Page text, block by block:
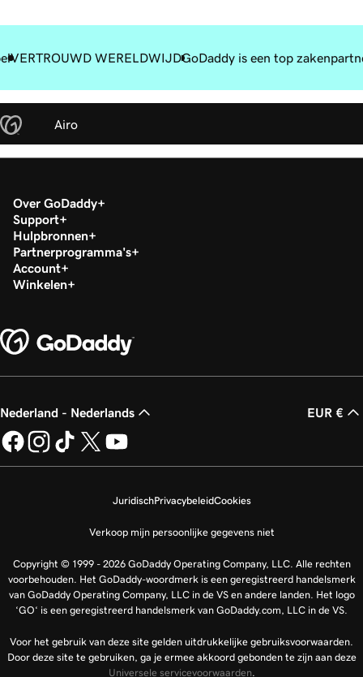
VERTROUWD WERELDWIJDGoDaddy is een top
Airo
Over GoDaddy
Support
Hulpbronnen
Partnerprogramma's
Account
Winkelen
Nederland - Nederlands EUR €
JuridischPrivacybeleidCookies
Verkoop mijn persoonlijke gegevens niet
Copyright © 1999 - 2026 GoDaddy Operating Company, LLC. Alle rechten
voorbehouden. Het GoDaddy-woordmerk is een geregistreerd handelsmerk
van GoDaddy Operating Company, LLC in de VS en andere landen. Het logo
‘GO‘ is een geregistreerd handelsmerk van GoDaddy.com, LLC in de VS.
Voor het gebruik van deze site gelden uitdrukkelijke gebruiksvoorwaarden.
Door deze site te gebruiken, ga je ermee akkoord gebonden te zijn aan deze
Universele servicevoorwaarden.